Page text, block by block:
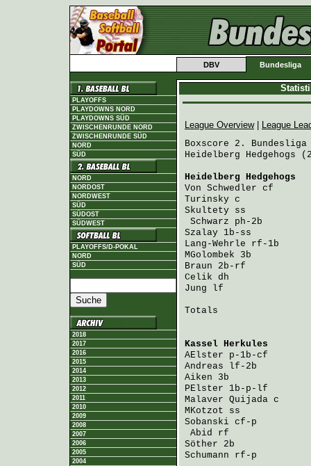
DBV Bundesliga
PLAYOFFS
PLAYDOWNS NORD
PLAYDOWNS SÜD
ZWISCHENRUNDE NORD
ZWISCHENRUNDE SÜD
NORD
SÜD
NORD
NORDOST
NORDWEST
SÜD
SÜDOST
SÜDWEST
PLAYOFFS/D-POKAL
NORD
SÜD
2018
2017
2016
2015
2014
2013
2012
2011
2010
2009
2008
2007
2006
2005
2004
League Overview|
League
Boxscore 2. Bundesliga
Heidelberg Hedgehogs
Heidelberg Hedgehogs
Von Schwedler cf
Turinsky c
Skultety ss
Schwarz ph-2b
Szalay 1b-ss
Lang-Wehrle rf-1b
MGolombek 3b
Braun 2b-rf
Celik dh
Jung lf
Totals
Kassel Herkules
AElster p-1b-cf
Andreas lf-2b
Aiken 3b
PElster 1b-p-lf
Malaver Quijada c
MKotzot ss
Sobanski cf-p
Abid rf
Söther 2b
Schumann rf-p